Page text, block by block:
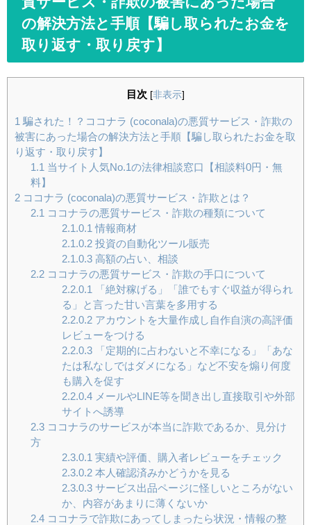
の解決方法と手順【騙し取られたお金を
取り返す・取り戻す】
目次 [非表示]
1 騙された！？ココナラ (coconala)の悪質サービス・詐欺の
被害にあった場合の解決方法と手順【騙し取られたお金を取
り返す・取り戻す】
1.1 当サイト人気No.1の法律相談窓口【相談料0円・無
料】
2 ココナラ (coconala)の悪質サービス・詐欺とは？
2.1
ココナラの悪質サービス・詐欺の種類について
2.1.0.1 情報商材
2.1.0.2 投資の自動化ツール販売
2.1.0.3 高額の占い、相談
2.2ココナラの悪質サービス・詐欺の手口について
2.2.0.1
「絶対稼げる」「誰でもすぐ収益が得られ
る」と言った甘い言葉を多用する
2.2.0.2 アカウントを大量作成し自作自演の高評価
レビューをつける
2.2.0.3 「定期的に占わないと不幸になる」「あな
たは私なしではダメになる」など不安を煽り何度
も購入を促す
2.2.0.4 メールやLINE等を聞き出し直接取引や外部
サイトへ誘導
2.3ココナラのサービスが本当に詐欺であるか、見分け
方
2.3.0.1 実績や評価、購入者レビューをチェック
2.3.0.2 本人確認済みかどうかを見る
2.3.0.3 サービス出品ページに怪しいところがない
か、内容があまりに薄くないか
2.4ココナラで詐欺にあってしまったら状況・情報の整